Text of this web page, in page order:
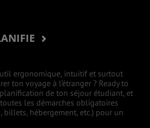
ergonomique, intuitif et surtout
ton voyage à l’étranger ? Ready to
planification de ton séjour étudiant, et
les démarches obligatoires
billets, hébergement, etc.) pour un